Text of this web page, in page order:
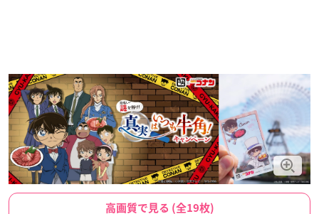
高画質で見る (全19枚)